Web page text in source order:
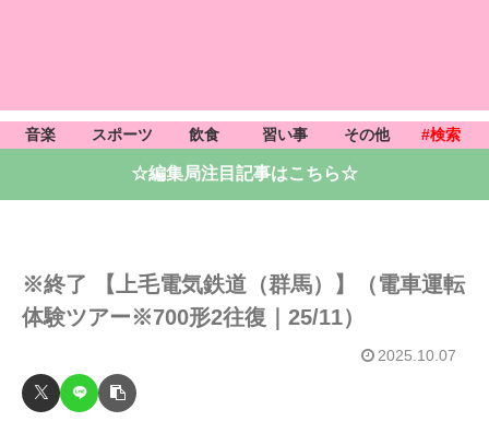
音楽 スポーツ 飲食 習い事 その他 #検索
☆編集局注目記事はこちら☆
※終了 【上毛電気鉄道（群馬）】（電車運転
体験ツアー※700形2往復｜25/11）
2025.10.07